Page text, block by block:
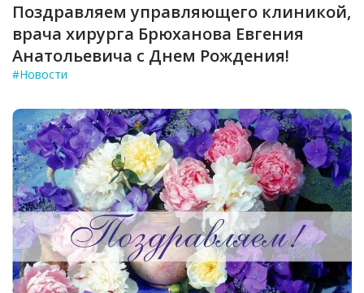
Поздравляем управляющего клиникой,
врача хирурга Брюханова Евгения
Анатольевича с Днем Рождения!
#Новости